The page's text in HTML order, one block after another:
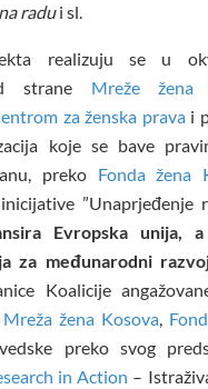
radui sl.
realizuju se u
strane Mreže žena
za ženska pravai
koje se bave
preko Fonda žena
”Unaprjeđenje
Evropska unija, a
za međunarodni
Koalicije
Mreža žena Kosova,
preko svog
in Action –